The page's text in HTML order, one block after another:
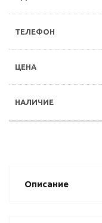
Описание